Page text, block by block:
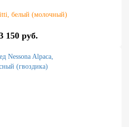
белый (молочный)
150 руб.